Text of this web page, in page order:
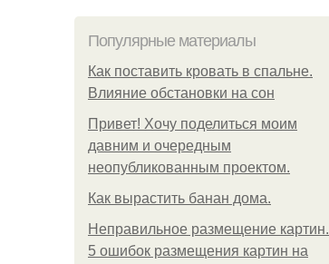
Популярные материалы
Как поставить кровать в спальне.
Влияние обстановки на сон
Привет! Хочу поделиться моим
давним и очередным
неопубликованным проектом.
Как вырастить банан дома.
Неправильное размещение картин.
5 ошибок размещения картин на